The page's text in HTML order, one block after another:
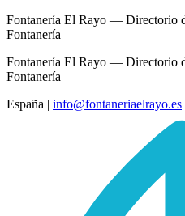
Fontanería El Rayo — Directorio
Fontanería
Fontanería El Rayo — Directorio
Fontanería
España | info@fontaneriaelrayo.es